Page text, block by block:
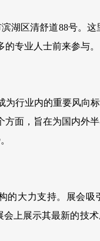
湖区清舒道88号。
专业人士前来参与。
行业内的重要风向
面，旨在为国内外
大力支持。展会
上展示其最新的